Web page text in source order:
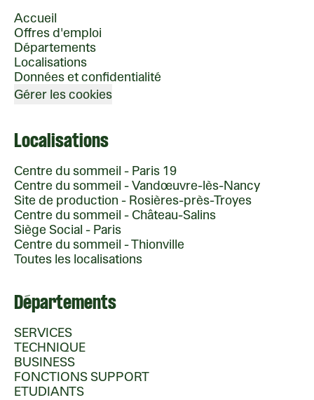
Accueil
Offres d'emploi
Départements
Localisations
Données et confidentialité
Gérer les cookies
Localisations
Centre du sommeil - Paris 19
Centre du sommeil - Vandœuvre-lès-Nancy
Site de production - Rosières-près-Troyes
Centre du sommeil - Château-Salins
Siège Social - Paris
Centre du sommeil - Thionville
Toutes les localisations
Départements
SERVICES
TECHNIQUE
BUSINESS
FONCTIONS SUPPORT
ETUDIANTS